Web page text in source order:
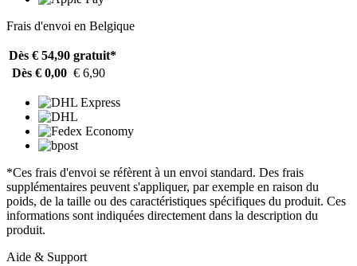
Frais d'envoi en Belgique
Dès € 54,90 gratuit*
Dès € 0,00 € 6,90
*Ces frais d'envoi se réfèrent à un envoi standard. Des frais
supplémentaires peuvent s'appliquer, par exemple en raison du
poids, de la taille ou des caractéristiques spécifiques du produit. Ces
informations sont indiquées directement dans la description du
produit.
Aide & Support